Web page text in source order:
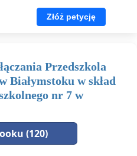
Złóż petycję
Przedszkola
Białymstoku w skład
nr 7 w
(120)